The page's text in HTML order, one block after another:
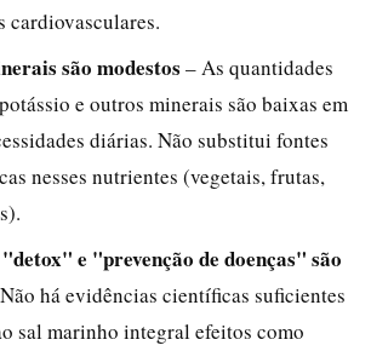
cardiovasculares.
são modestos – As quantidades
e outros minerais são baixas em
diárias. Não substitui fontes
nesses nutrientes (vegetais, frutas,
e "prevenção de doenças" são
há evidências científicas suficientes
sal marinho integral efeitos como